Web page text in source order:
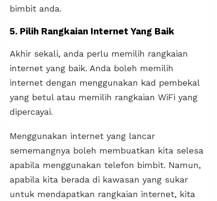
bimbit anda.
5. Pilih Rangkaian Internet Yang Baik
Akhir sekali, anda perlu memilih rangkaian
internet yang baik. Anda boleh memilih
internet dengan menggunakan kad pembekal
yang betul atau memilih rangkaian WiFi yang
dipercayai.
Menggunakan internet yang lancar
sememangnya boleh membuatkan kita selesa
apabila menggunakan telefon bimbit. Namun,
apabila kita berada di kawasan yang sukar
untuk mendapatkan rangkaian internet, kita